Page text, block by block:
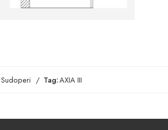
Sudoperi Tag:AXIA III